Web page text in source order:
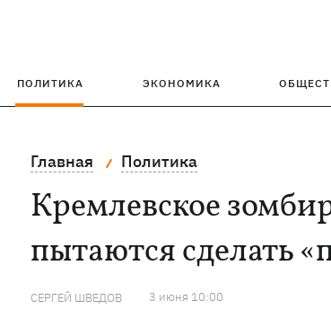
ПОЛИТИКА ЭКОНОМИКА
Главная Политика
Кремлевское
пытаются сделать
СЕРГЕЙ ШВЕДОВ 3 июня 10:00